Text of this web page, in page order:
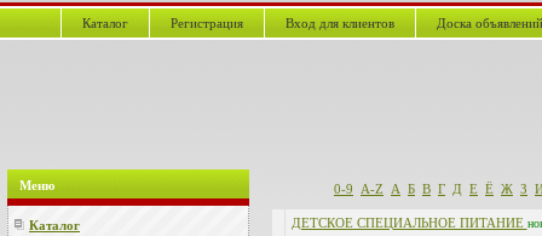
Каталог Регистрация Вход для клиентов Доска объявлений
Меню
Каталог
0-9 A-Z А Б В Г Д Е Ё Ж З
ДЕТСКОЕ СПЕЦИАЛЬНОЕ ПИТАНИЕ